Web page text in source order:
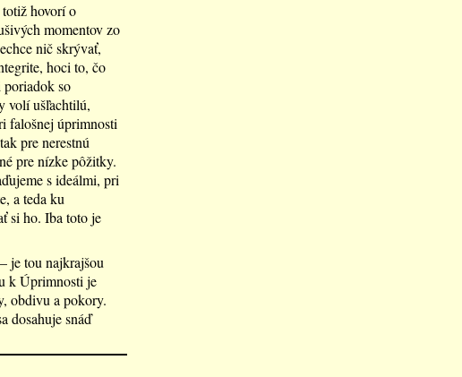
hovorí o
momentov zo
nič skrývať,
hoci to, čo
so
volí ušľachtilú,
falošnej úprimnosti
pre nerestnú
pre nízke pôžitky.
s ideálmi, pri
a teda ku
si ho. Iba toto je
je tou najkrajšou
k Úprimnosti je
obdivu a pokory.
dosahuje snáď